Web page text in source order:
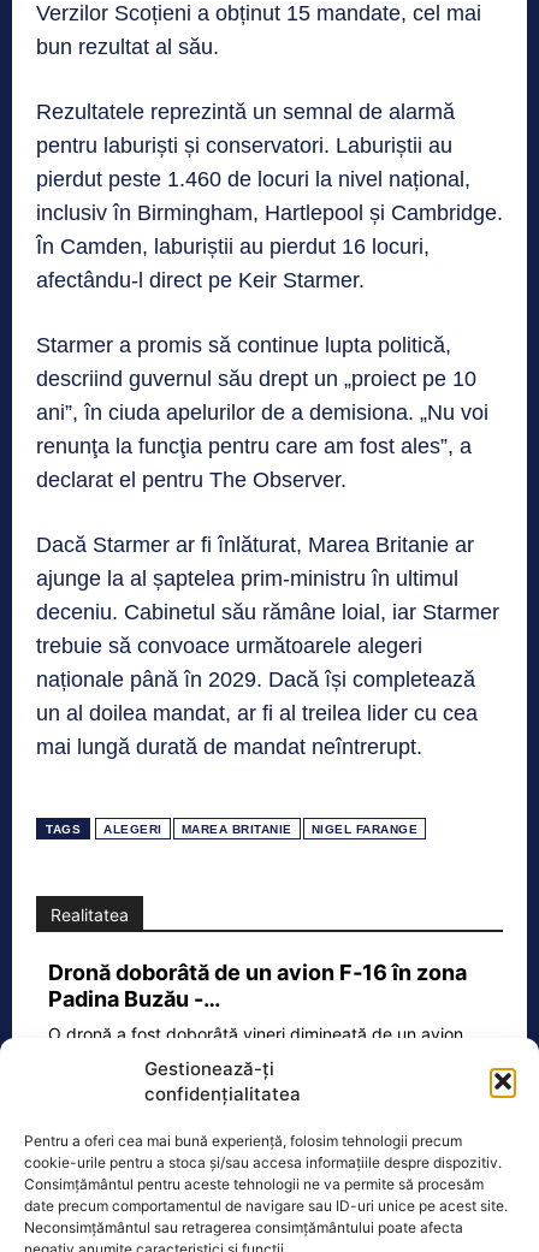
Gestionează-ți
confidențialitatea
Pentru a oferi cea mai bună experiență, folosim tehnologii precum
cookie-urile pentru a stoca și/sau accesa informațiile despre dispozitiv.
Consimțământul pentru aceste tehnologii ne va permite să procesăm
date precum comportamentul de navigare sau ID-uri unice pe acest site.
Neconsimțământul sau retragerea consimțământului poate afecta
Verzilor Scoțieni a obținut 15 mandate, cel mai
bun rezultat al său.
Rezultatele reprezintă un semnal de alarmă
pentru laburiști și conservatori. Laburiștii au
pierdut peste 1.460 de locuri la nivel național,
inclusiv în Birmingham, Hartlepool și Cambridge.
În Camden, laburiștii au pierdut 16 locuri,
afectându-l direct pe Keir Starmer.
Starmer a promis să continue lupta politică,
descriind guvernul său drept un „proiect pe 10
ani”, în ciuda apelurilor de a demisiona. „Nu voi
renunţa la funcţia pentru care am fost ales”, a
declarat el pentru The Observer.
Dacă Starmer ar fi înlăturat, Marea Britanie ar
ajunge la al șaptelea prim-ministru în ultimul
deceniu. Cabinetul său rămâne loial, iar Starmer
trebuie să convoace următoarele alegeri
naționale până în 2029. Dacă își completează
un al doilea mandat, ar fi al treilea lider cu cea
mai lungă durată de mandat neîntrerupt.
TAGS ALEGERI MAREA BRITANIE NIGEL FARANGE
Realitatea
Dronă doborâtă de un avion F‑16 în zona
Padina Buzău -…
O dronă a fost doborâtă vineri dimineață de un avion
F‑16 al Forțelor Aeriene Române, în zona Padina, în
Ecopolitic
Ponta: Bolojan poate să reducă